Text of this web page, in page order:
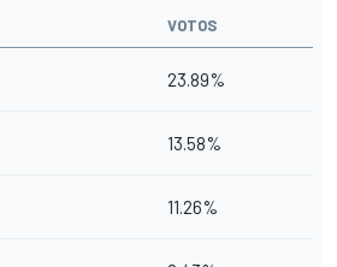
VOTOS
23.89%
13.58%
11.26%